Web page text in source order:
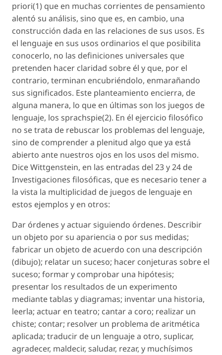
priori(1) que en muchas corrientes de pensamiento
alentó su análisis, sino que es, en cambio, una
construcción dada en las relaciones de sus usos. Es
el lenguaje en sus usos ordinarios el que posibilita
conocerlo, no las definiciones universales que
pretenden hacer claridad sobre él y que, por el
contrario, terminan encubriéndolo, enmarañando
sus significados. Este planteamiento encierra, de
alguna manera, lo que en últimas son los juegos de
lenguaje, los sprachspie(2). En él ejercicio filosófico
no se trata de rebuscar los problemas del lenguaje,
sino de comprender a plenitud algo que ya está
abierto ante nuestros ojos en los usos del mismo.
Dice Wittgenstein, en las entradas del 23 y 24 de
Investigaciones filosóficas, que es necesario tener a
la vista la multiplicidad de juegos de lenguaje en
estos ejemplos y en otros:
Dar órdenes y actuar siguiendo órdenes. Describir
un objeto por su apariencia o por sus medidas;
fabricar un objeto de acuerdo con una descripción
(dibujo); relatar un suceso; hacer conjeturas sobre el
suceso; formar y comprobar una hipótesis;
presentar los resultados de un experimento
mediante tablas y diagramas; inventar una historia,
leerla; actuar en teatro; cantar a coro; realizar un
chiste; contar; resolver un problema de aritmética
aplicada; traducir de un lenguaje a otro, suplicar,
agradecer, maldecir, saludar, rezar, y muchísimos